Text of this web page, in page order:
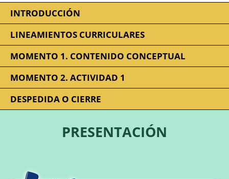
INTRODUCCIÓN
LINEAMIENTOS CURRICULARES
MOMENTO 1. CONTENIDO CONCEPTUAL
MOMENTO 2. ACTIVIDAD 1
DESPEDIDA O CIERRE
PRESENTACIÓN